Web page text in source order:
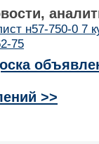
н57-750-0 7
75
>>